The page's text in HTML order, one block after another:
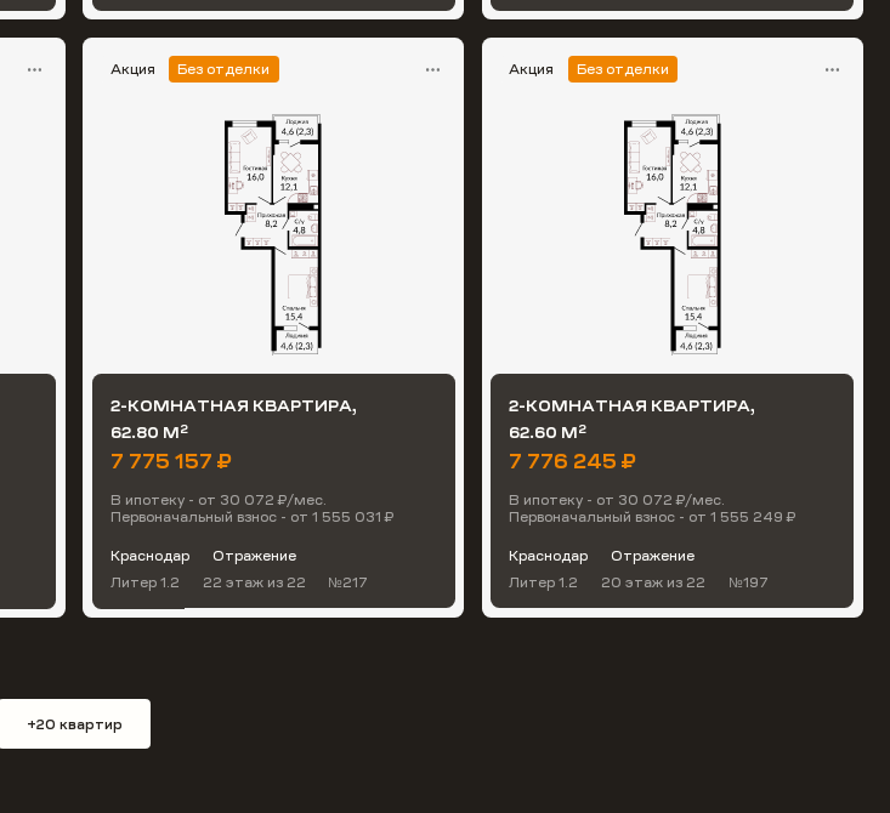
Акция Без отделки
2-КОМНАТНАЯ КВАРТИРА,
62.80 М2
7 775 157 ₽
В ипотеку - от 30 072 ₽/мес.
Первоначальный взнос - от 1 555 031 ₽
Краснодар
Отражение
Литер 1.2
22 этаж из 22 №217
Акция Без отделки
2-КОМНАТНАЯ КВАРТИРА,
62.60 М2
7 776 245 ₽
В ипотеку - от 30 072 ₽/мес.
Первоначальный взнос - от 1 555 249 ₽
Краснодар
Отражение
Литер 1.2
20 этаж из 22 №197
+20 квартир